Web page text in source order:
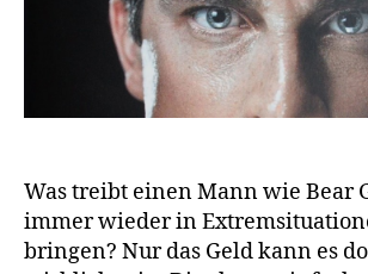
Was treibt einen Mann wie Bear
immer wieder in
bringen? Nur das Geld kann es